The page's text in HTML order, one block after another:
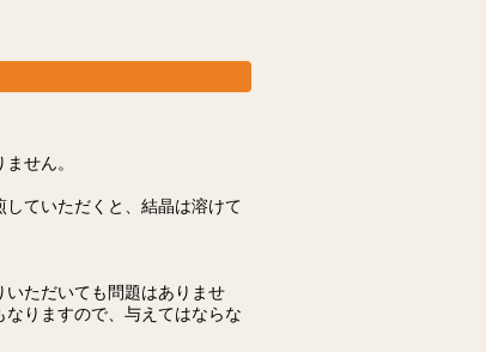
せん。
ていただくと、結晶は溶けて
ただいても問題はありませ
りますので、与えてはならな